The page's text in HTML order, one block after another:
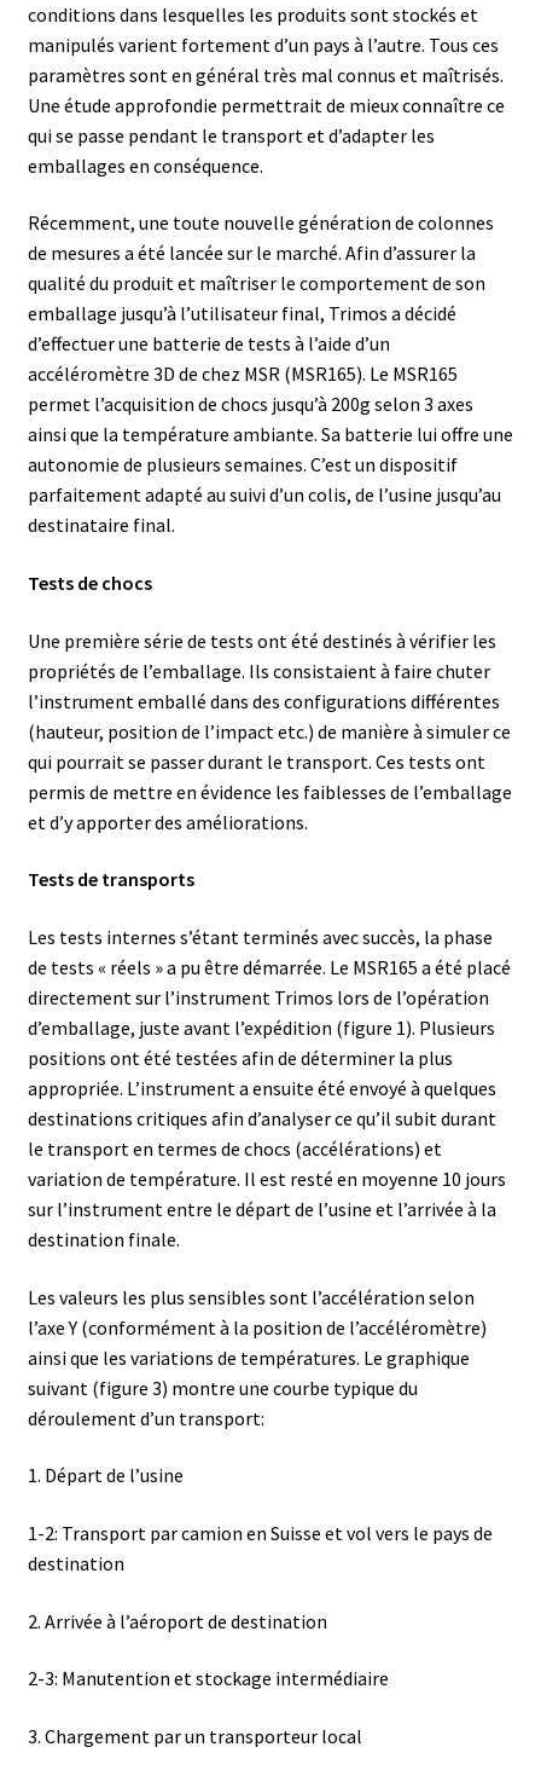
Appareils de laboratoire
Appareils de laboratoire d’occasion
Armoires antidéflagrantes EX
Autoclave
Automation avec Labvision
Automatisation avec Lea
Bain-marie et thermostat
Bains à ultrasons
Bec Bunsen
Blocs thermostatés
Boites à gants
Broyeur de cellules
Capteur de température
Capteurs météo et climatiques
Cartes de communication
Centrifugeuses
Certificats de calibration de température
Collecteur de fractions
Commande
Conductivité
Connectique d’occasion
Consommable – Cryogénie
Consommable – Culture
conditions dans lesquelles les produits sont stockés et
manipulés varient fortement d’un pays à l’autre. Tous ces
paramètres sont en général très mal connus et maîtrisés.
Une étude approfondie permettrait de mieux connaître ce
qui se passe pendant le transport et d’adapter les
emballages en conséquence.
Récemment, une toute nouvelle génération de colonnes
de mesures a été lancée sur le marché. Afin d’assurer la
qualité du produit et maîtriser le comportement de son
emballage jusqu’à l’utilisateur final, Trimos a décidé
d’effectuer une batterie de tests à l’aide d’un
accéléromètre 3D de chez MSR (MSR165). Le MSR165
permet l’acquisition de chocs jusqu’à 200g selon 3 axes
ainsi que la température ambiante. Sa batterie lui offre une
autonomie de plusieurs semaines. C’est un dispositif
parfaitement adapté au suivi d’un colis, de l’usine jusqu’au
destinataire final.
Tests de chocs
Une première série de tests ont été destinés à vérifier les
propriétés de l’emballage. Ils consistaient à faire chuter
l’instrument emballé dans des configurations différentes
(hauteur, position de l’impact etc.) de manière à simuler ce
qui pourrait se passer durant le transport. Ces tests ont
permis de mettre en évidence les faiblesses de l’emballage
et d’y apporter des améliorations.
Tests de transports
Les tests internes s’étant terminés avec succès, la phase
de tests « réels » a pu être démarrée. Le MSR165 a été placé
directement sur l’instrument Trimos lors de l’opération
d’emballage, juste avant l’expédition (figure 1). Plusieurs
positions ont été testées afin de déterminer la plus
appropriée. L’instrument a ensuite été envoyé à quelques
destinations critiques afin d’analyser ce qu’il subit durant
le transport en termes de chocs (accélérations) et
variation de température. Il est resté en moyenne 10 jours
sur l’instrument entre le départ de l’usine et l’arrivée à la
destination finale.
Les valeurs les plus sensibles sont l’accélération selon
l’axe Y (conformément à la position de l’accéléromètre)
ainsi que les variations de températures. Le graphique
suivant (figure 3) montre une courbe typique du
déroulement d’un transport:
1. Départ de l’usine
1-2: Transport par camion en Suisse et vol vers le pays de
destination
2. Arrivée à l’aéroport de destination
2-3: Manutention et stockage intermédiaire
3. Chargement par un transporteur local